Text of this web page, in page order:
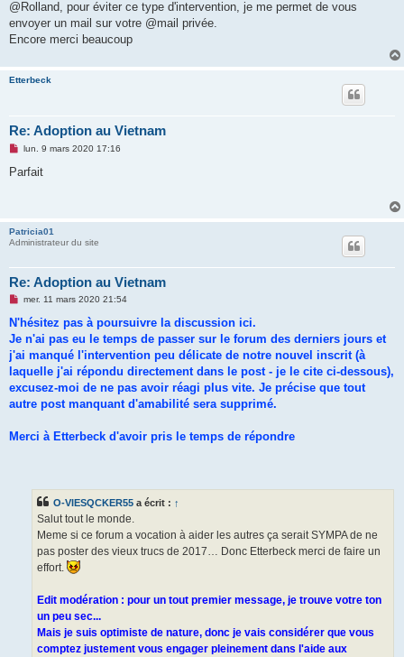
@Rolland, pour éviter ce type d'intervention, je me permet de vous
envoyer un mail sur votre @mail privée.
Encore merci beaucoup
Etterbeck
Re: Adoption au Vietnam
M
s
n
o
n
u
lun. 9 mars 2020 17:16
Parfait
Patricia01
Administrateur du site
Re: Adoption au Vietnam
M
s
a
g
n
o
l
mer. 11 mars 2020 21:54
N'hésitez pas à poursuivre la discussion ici.
Je n'ai pas eu le temps de passer sur le forum des derniers jours et
j'ai manqué l'intervention peu délicate de notre nouvel inscrit (à
laquelle j'ai répondu directement dans le post - je le cite ci-dessous),
excusez-moi de ne pas avoir réagi plus vite. Je précise que tout
autre post manquant d'amabilité sera supprimé.
Merci à Etterbeck d'avoir pris le temps de répondre
O-VIESQCKER55 a écrit : ↑
Salut tout le monde.
Meme si ce forum a vocation à aider les autres ça serait SYMPA de ne
pas poster des vieux trucs de 2017… Donc Etterbeck merci de faire un
effort.
Edit modération : pour un tout premier message, je trouve votre ton
un peu sec...
Mais je suis optimiste de nature, donc je vais considérer que vous
comptez justement vous engager pleinement dans l'aide aux